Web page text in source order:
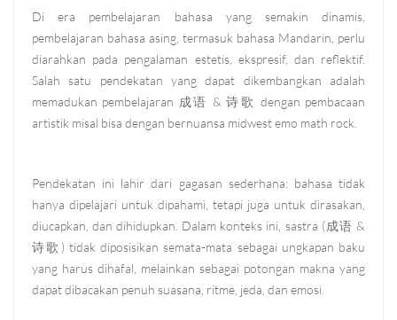
Di era pembelajaran bahasa yang semakin dinamis,
pembelajaran bahasa asing, termasuk bahasa Mandarin, perlu
diarahkan pada pengalaman estetis, ekspresif, dan reflektif.
Salah satu pendekatan yang dapat dikembangkan adalah
memadukan pembelajaran 成语 & 诗歌 dengan pembacaan
artistik misal bisa dengan bernuansa midwest emo math rock.
Pendekatan ini lahir dari gagasan sederhana: bahasa tidak
hanya dipelajari untuk dipahami, tetapi juga untuk dirasakan,
diucapkan, dan dihidupkan. Dalam konteks ini, sastra (成语 &
诗歌) tidak diposisikan semata-mata sebagai ungkapan baku
yang harus dihafal, melainkan sebagai potongan makna yang
dapat dibacakan penuh suasana, ritme, jeda, dan emosi.